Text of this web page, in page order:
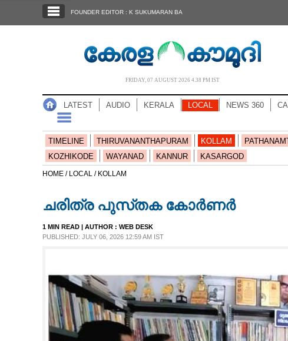
NOTIFIED NEWS
NEWS 360
CASE DIARY
FOUNDER EDITOR : K SUKUMARAN BA
FRIDAY, 07 AUGUST 2026 4.38 PM IST
LATEST AUDIO KERALA LOCAL NEWS 360
TIMELINE THIRUVANANTHAPURAM KOLLAM
KOZHIKODE
WAYANAD KANNUR KASARGOD
HOME / LOCAL / KOLLAM
ച​രി​ത്ര പു​സ്​ത​ക കോർ​ണർ
1 MIN READ | AUTHOR : WEB DESK
PUBLISHED: JULY 06, 2026 12:59 AM IST